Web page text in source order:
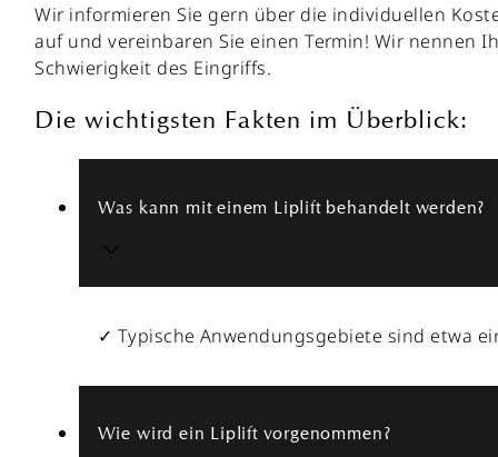
Wir informieren Sie gern über die individuellen
auf und vereinbaren Sie einen Termin! Wir nennen
Schwierigkeit des Eingriffs.
Die wichtigsten Fakten im Überblick:
Was kann mit einem Liplift behandelt werden?
✓ Typische Anwendungsgebiete sind etwa
Wie wird ein Liplift vorgenommen?